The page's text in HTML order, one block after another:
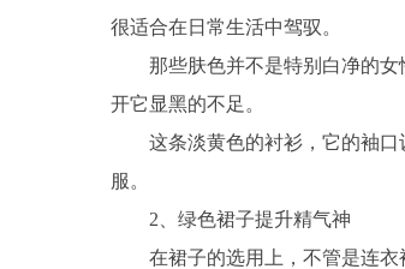
很适合在日常生活中驾驭。
那些肤色并不是特别白净的
开它显黑的不足。
这条淡黄色的衬衫，它的袖
服。
2、绿色裙子提升精气神
在裙子的选用上，不管是连